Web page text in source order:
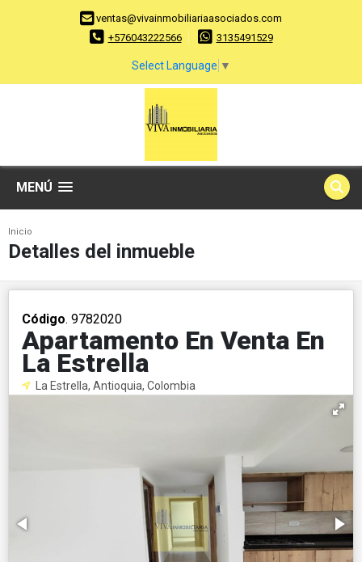
ventas@vivainmobiliariaasociados.com
+576043222566
3135491529
Select Language ▼
MENÚ
Inicio
Detalles del inmueble
Código. 9782020
Apartamento En Venta En
La Estrella
La Estrella, Antioquia, Colombia